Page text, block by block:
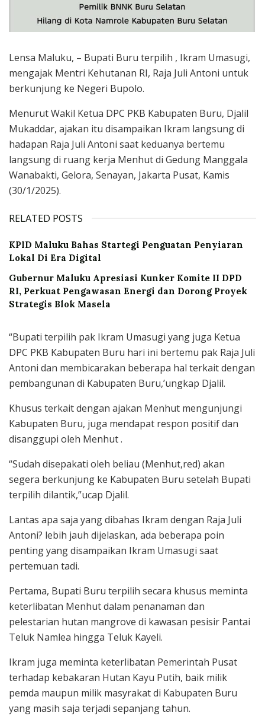
Lensa Maluku, – Bupati Buru terpilih , Ikram Umasugi,
mengajak Mentri Kehutanan RI, Raja Juli Antoni untuk
berkunjung ke Negeri Bupolo.
Menurut Wakil Ketua DPC PKB Kabupaten Buru, Djalil
Mukaddar, ajakan itu disampaikan Ikram langsung di
hadapan Raja Juli Antoni saat keduanya bertemu
langsung di ruang kerja Menhut di Gedung Manggala
Wanabakti, Gelora, Senayan, Jakarta Pusat, Kamis
(30/1/2025).
RELATED POSTS
KPID Maluku Bahas Startegi Penguatan Penyiaran
Lokal Di Era Digital
Gubernur Maluku Apresiasi Kunker Komite II DPD
RI, Perkuat Pengawasan Energi dan Dorong Proyek
Strategis Blok Masela
“Bupati terpilih pak Ikram Umasugi yang juga Ketua
DPC PKB Kabupaten Buru hari ini bertemu pak Raja Juli
Antoni dan membicarakan beberapa hal terkait dengan
pembangunan di Kabupaten Buru,’ungkap Djalil.
Khusus terkait dengan ajakan Menhut mengunjungi
Kabupaten Buru, juga mendapat respon positif dan
disanggupi oleh Menhut .
“Sudah disepakati oleh beliau (Menhut,red) akan
segera berkunjung ke Kabupaten Buru setelah Bupati
terpilih dilantik,”ucap Djalil.
Lantas apa saja yang dibahas Ikram dengan Raja Juli
Antoni? lebih jauh dijelaskan, ada beberapa poin
penting yang disampaikan Ikram Umasugi saat
pertemuan tadi.
Pertama, Bupati Buru terpilih secara khusus meminta
keterlibatan Menhut dalam penanaman dan
pelestarian hutan mangrove di kawasan pesisir Pantai
Teluk Namlea hingga Teluk Kayeli.
Ikram juga meminta keterlibatan Pemerintah Pusat
terhadap kebakaran Hutan Kayu Putih, baik milik
pemda maupun milik masyrakat di Kabupaten Buru
yang masih saja terjadi sepanjang tahun.